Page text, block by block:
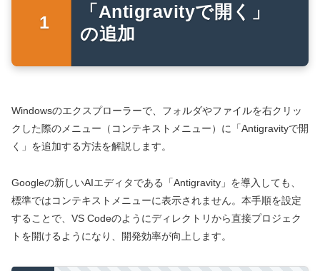
「Antigravityで開く」
の追加
Windowsのエクスプローラーで、フォルダやファイルを右クリッ
クした際のメニュー（コンテキストメニュー）に「Antigravityで開
く」を追加する方法を解説します。
Googleの新しいAIエディタである「Antigravity」を導入しても、
標準ではコンテキストメニューに表示されません。本手順を設定
することで、VS Codeのようにディレクトリから直接プロジェク
トを開けるようになり、開発効率が向上します。